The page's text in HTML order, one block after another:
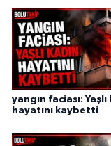
yangın faciası: Yaşlı
hayatını kaybetti